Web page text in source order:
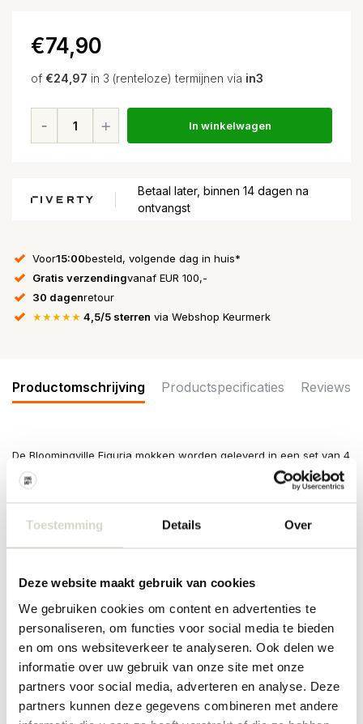
Toestemming Details Over
Deze website maakt gebruik van cookies
We gebruiken cookies om content en advertenties te
personaliseren, om functies voor social media te bieden
en om ons websiteverkeer te analyseren. Ook delen we
informatie over uw gebruik van onze site met onze
partners voor social media, adverteren en analyse. Deze
partners kunnen deze gegevens combineren met andere
€74,90
of €24,97 in 3 (renteloze) termijnen via in3
In winkelwagen
Betaal later, binnen 14 dagen na
ontvangst
Voor15:00besteld, volgende dag in huis*
Gratis verzendingvanaf EUR 100,-
30 dagenretour
★★★★★ 4,5/5 sterren via Webshop Keurmerk
Productomschrijving Productspecificaties Reviews
De Bloomingville Figuria mokken worden geleverd in een set van 4
stuks. Elke mok is versierd met een afbeelding van vogels en
bloemen met bladeren, wat een kleurrijk en geïllustreerd effect
Afmeting: diameter 9,5 x hoogte 8cm
Inhoud: 300ml
Kleur: multikleur
Overige: Door het gebruikte materiaal kunnen er per item
verschillen zijn. Geschikt voor in de vaatwasser, oven en
magnetron.
PRODUCTSPECIFICATIES
Artikelnummer 82073164